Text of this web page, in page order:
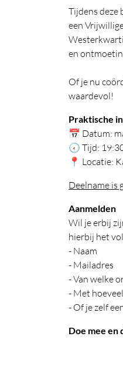
Tijdens deze
een
en
Of je nu
waardevol!
Praktische
📅 Datum:
🕢 Tijd:
📍 Locatie:
Deelname is
Aanmelden
Wil je erbij
hierbij het
- Naam
- Mailadres
- Van welke
- Met
- Of je zelf
Doe mee en